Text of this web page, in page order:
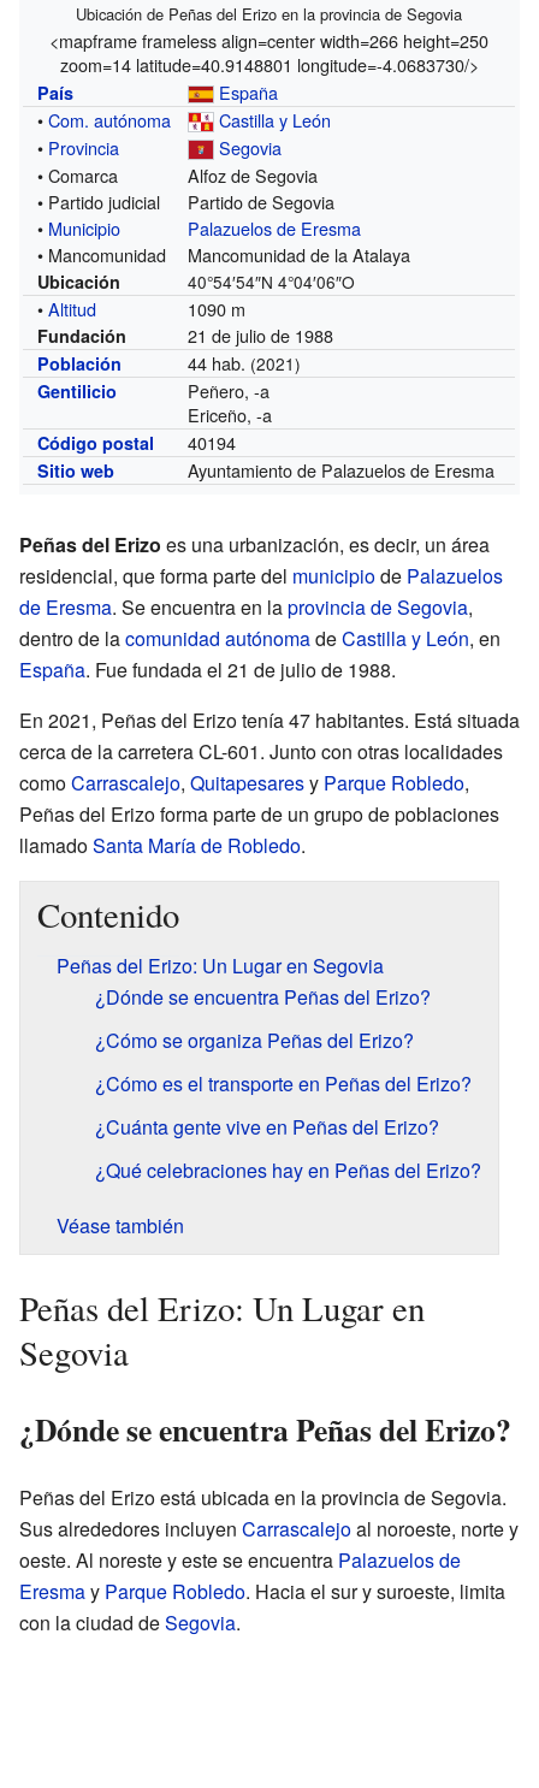
Ubicación de Peñas del Erizo en la provincia de Segovia
<mapframe frameless align=center width=266 height=250
zoom=14 latitude=40.9148801 longitude=-4.0683730/>
País
España
•Com. autónoma
Castilla y León
• Provincia
Segovia
• Comarca
Alfoz de Segovia
• Partido judicial
Partido de Segovia
• Municipio
Palazuelos de Eresma
• Mancomunidad
Mancomunidad de la Atalaya
Ubicación 40°54′54″N 4°04′06″O
•Altitud 1090 m
Fundación 21 de julio de 1988
Población 44 hab. (2021)
Gentilicio
Peñero, -a
Ericeño, -a
Código postal 40194
Sitio web Ayuntamiento de Palazuelos de Eresma
Peñas del Erizo es una urbanización, es decir, un área
residencial, que forma parte del municipiode Palazuelos
de Eresma. Se encuentra en laprovincia de Segovia,
dentro de lacomunidad autónomadeCastilla y León, en
España. Fue fundada el 21 de julio de 1988.
En 2021, Peñas del Erizo tenía 47 habitantes. Está situada
cerca de la carretera CL-601. Junto con otras localidades
comoCarrascalejo, Quitapesaresy Parque Robledo,
Peñas del Erizo forma parte de un grupo de poblaciones
llamadoSanta María de Robledo.
Contenido
Peñas del Erizo: Un Lugar en Segovia
¿Dónde se encuentra Peñas del Erizo?
¿Cómo se organiza Peñas del Erizo?
¿Cómo es el transporte en Peñas del Erizo?
¿Cuánta gente vive en Peñas del Erizo?
¿Qué celebraciones hay en Peñas del Erizo?
Véase también
Peñas del Erizo: Un Lugar en
Segovia
¿Dónde se encuentra Peñas del Erizo?
Peñas del Erizo está ubicada en la provincia de Segovia.
Sus alrededores incluyen Carrascalejoal noroeste, norte y
oeste. Al noreste y este se encuentra Palazuelos de
Eresmay Parque Robledo. Hacia el sur y suroeste, limita
con la ciudad deSegovia.